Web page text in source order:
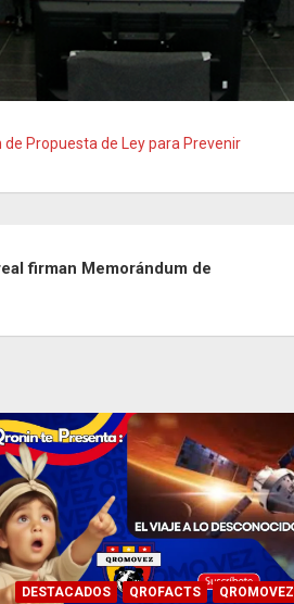
Propuesta de Ley para Prevenir
firman Memorándum de
DESTACADOS QROFACTS QROMOVEZ